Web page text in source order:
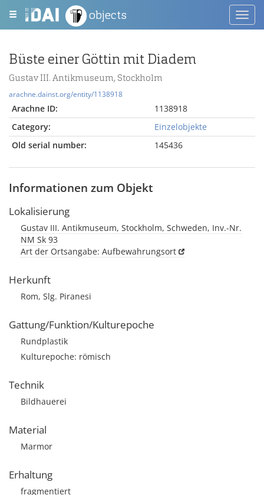
objects
Büste einer Göttin mit Diadem
Gustav III. Antikmuseum, Stockholm
arachne.dainst.org/entity/1138918
Arachne ID:
1138918
Category:
Einzelobjekte
Old serial number:
145436
Informationen zum Objekt
Lokalisierung
Gustav III. Antikmuseum, Stockholm, Schweden, Inv.-Nr.
NM Sk 93
Art der Ortsangabe: Aufbewahrungsort
Herkunft
Rom, Slg. Piranesi
Gattung/Funktion/Kulturepoche
Rundplastik
Kulturepoche: römisch
Technik
Bildhauerei
Material
Marmor
Erhaltung
fragmentiert